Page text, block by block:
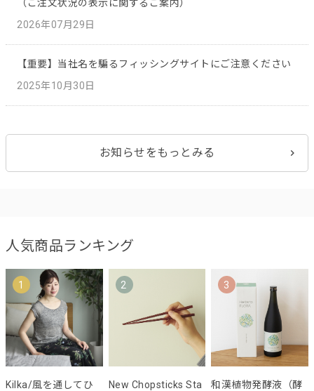
（ご注文状況の表示に関するご案内）
2026年07月29日
【重要】当社名を騙るフィッシングサイトにご注意ください
2025年10月30日
お知らせをもっとみる
人気商品ランキング
1
Kilka/風を通してひ
2
New Chopsticks Sta
3
和漢植物発酵液（酵